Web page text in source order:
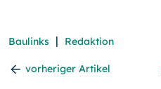
Baulinks | Redaktion
vorheriger Artikel